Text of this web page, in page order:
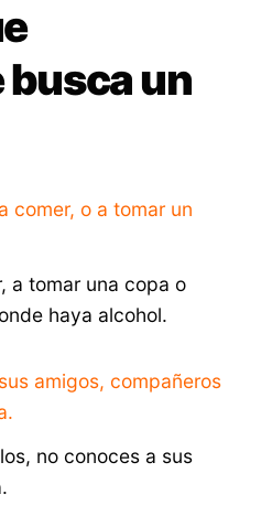
un
comer, o a tomar un
a tomar una copa o
haya alcohol.
amigos, compañeros
no conoces a sus